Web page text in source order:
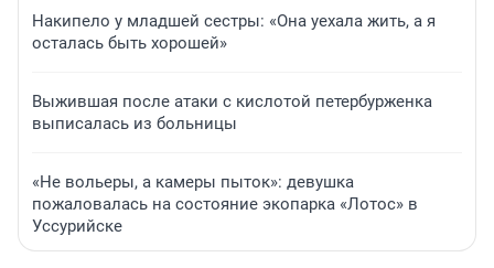
Накипело у младшей сестры: «Она уехала жить, а я
осталась быть хорошей»
Выжившая после атаки с кислотой петербурженка
выписалась из больницы
«Не вольеры, а камеры пыток»: девушка
пожаловалась на состояние экопарка «Лотос» в
Уссурийске